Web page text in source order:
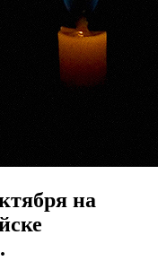
на